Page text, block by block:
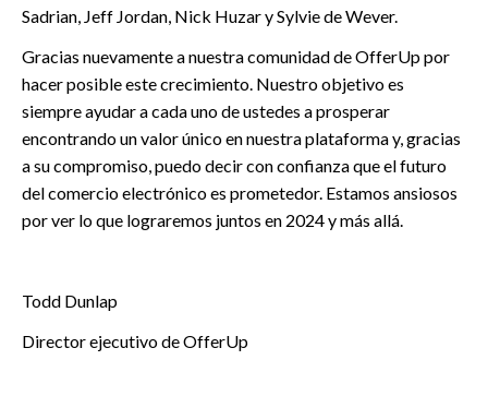
Sadrian, Jeff Jordan, Nick Huzar y Sylvie de Wever.
Gracias nuevamente a nuestra comunidad de OfferUp por
hacer posible este crecimiento. Nuestro objetivo es
siempre ayudar a cada uno de ustedes a prosperar
encontrando un valor único en nuestra plataforma y, gracias
a su compromiso, puedo decir con confianza que el futuro
del comercio electrónico es prometedor. Estamos ansiosos
por ver lo que lograremos juntos en 2024 y más allá.
Todd Dunlap
Director ejecutivo de OfferUp